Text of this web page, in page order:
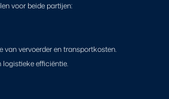
voor beide partijen:
van vervoerder en transportkosten.
logistieke efficiëntie.